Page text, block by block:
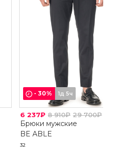
-30% 1д 5ч
6 237₽ 8 910₽ 29 700₽
Брюки мужские
BE ABLE
32